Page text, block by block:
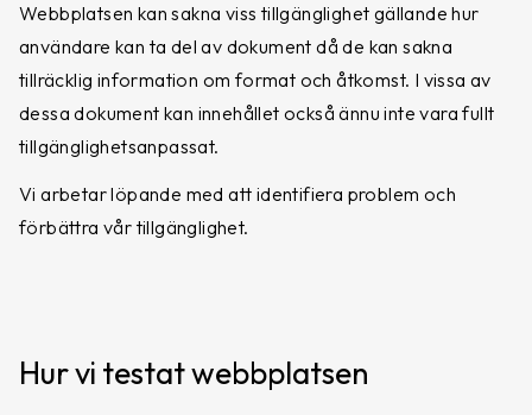
Webbplatsen kan sakna viss tillgänglighet gällande hur
användare kan ta del av dokument då de kan sakna
tillräcklig information om format och åtkomst. I vissa av
dessa dokument kan innehållet också ännu inte vara fullt
tillgänglighetsanpassat.
Vi arbetar löpande med att identifiera problem och
förbättra vår tillgänglighet.
Hur vi testat webbplatsen